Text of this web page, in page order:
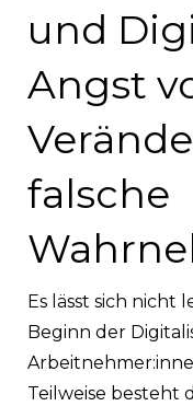
und
Angst
falsche
Es lässt sich nicht
Beginn der
Teilweise besteht